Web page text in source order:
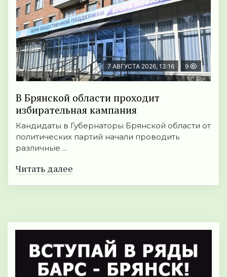
7 АВГУСТА 2026, 13:16 9
В Брянской области проходит
избирательная кампания
Кандидаты в Губернаторы Брянской области от
политических партий начали проводить
различные ...
Читать далее